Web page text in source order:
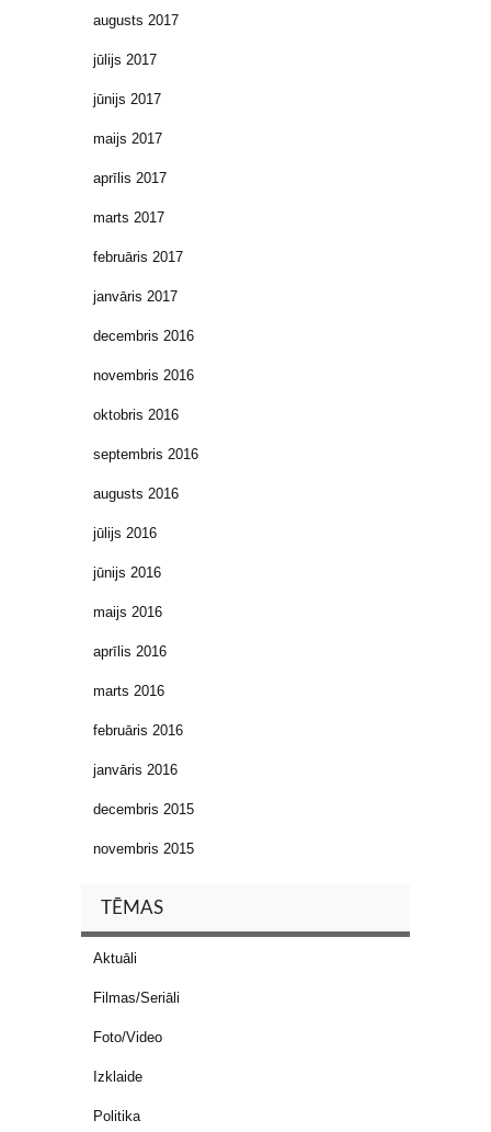
augusts 2017
jūlijs 2017
jūnijs 2017
maijs 2017
aprīlis 2017
marts 2017
februāris 2017
janvāris 2017
decembris 2016
novembris 2016
oktobris 2016
septembris 2016
augusts 2016
jūlijs 2016
jūnijs 2016
maijs 2016
aprīlis 2016
marts 2016
februāris 2016
janvāris 2016
decembris 2015
novembris 2015
TĒMAS
Aktuāli
Filmas/Seriāli
Foto/Video
Izklaide
Politika